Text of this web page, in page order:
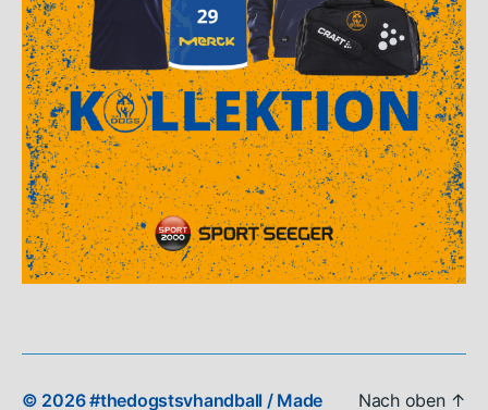
© 2026#thedogstsvhandball / Made Nach oben ↑